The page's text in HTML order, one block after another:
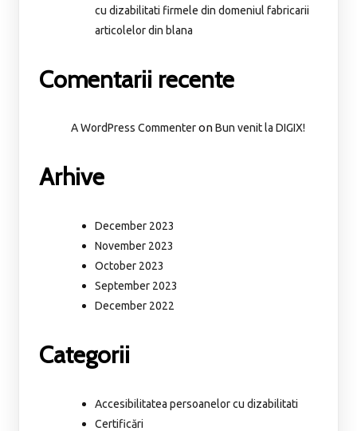
cu dizabilitati firmele din domeniul fabricarii
articolelor din blana
Comentarii recente
A WordPress CommenteronBun venit la DIGIX!
Arhive
December 2023
November 2023
October 2023
September 2023
December 2022
Categorii
Accesibilitatea persoanelor cu dizabilitati
Certificări